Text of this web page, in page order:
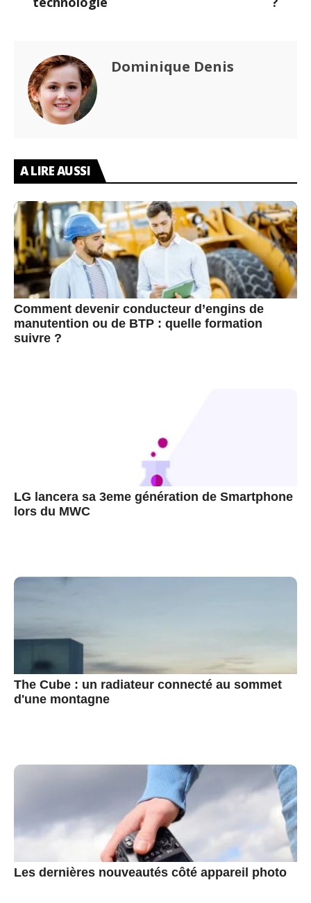
Dominique Denis
A LIRE AUSSI
Comment devenir conducteur d’engins de
manutention ou de BTP : quelle formation
suivre ?
LG lancera sa 3eme génération de Smartphone
lors du MWC
The Cube : un radiateur connecté au sommet
d'une montagne
Les dernières nouveautés côté appareil photo